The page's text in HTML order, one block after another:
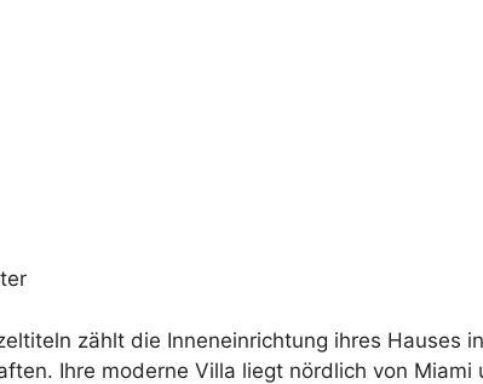
zählt die Inneneinrichtung ihres Hauses
Ihre moderne Villa liegt nördlich von